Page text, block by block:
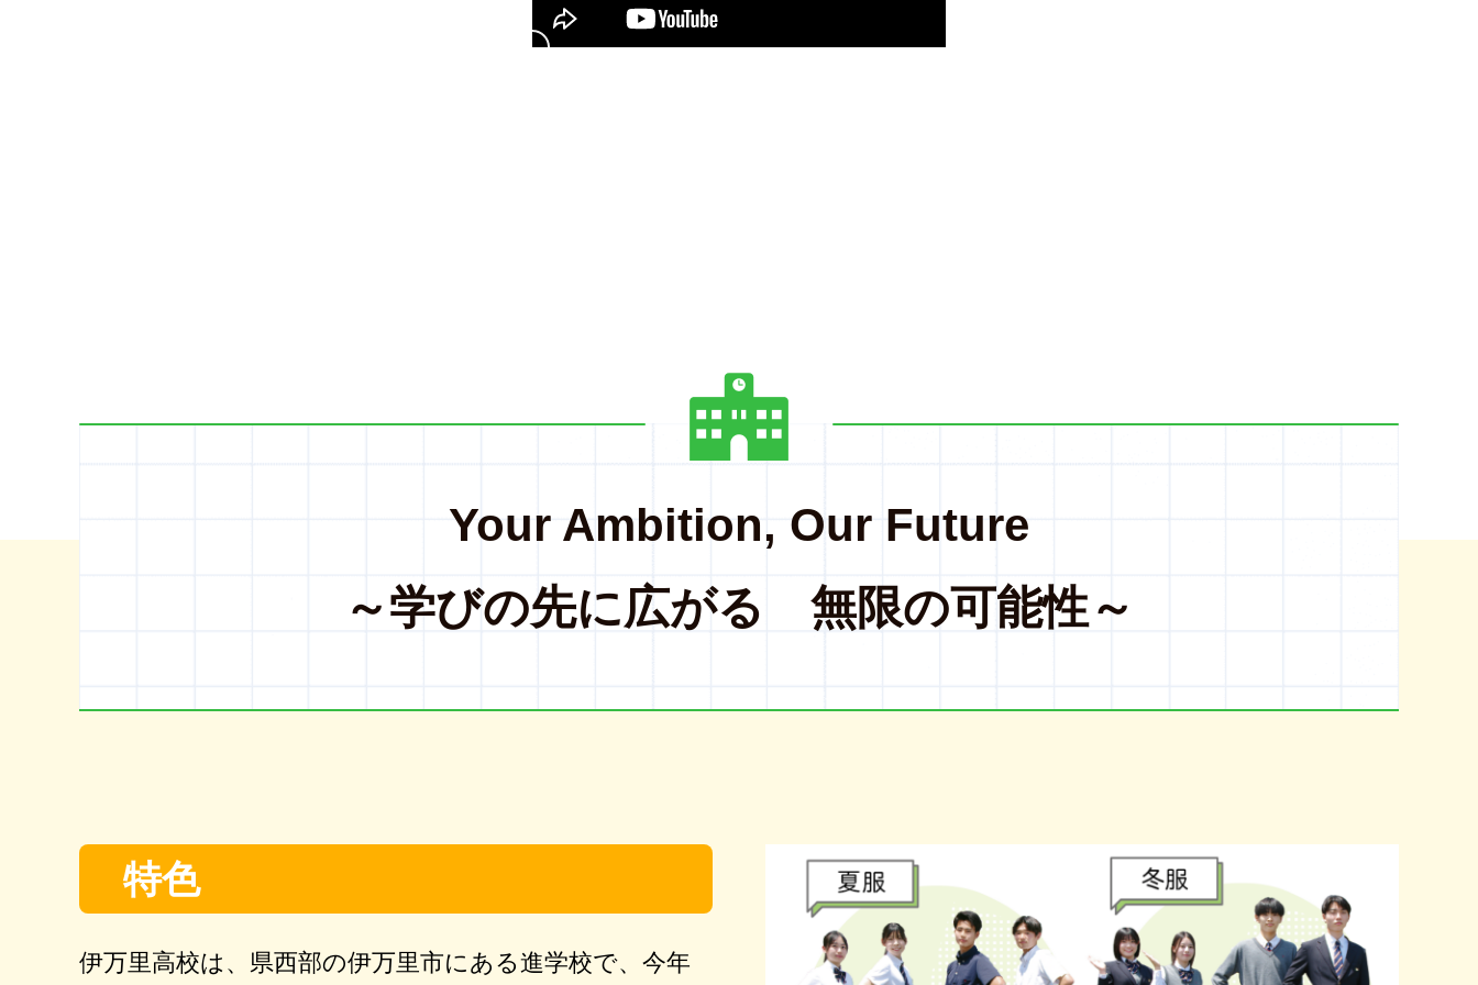
Your Ambition, Our Future
～学びの先に広がる 無限の可能性～
特色
伊万里高校は、県西部の伊万里市にある進学校で、今年